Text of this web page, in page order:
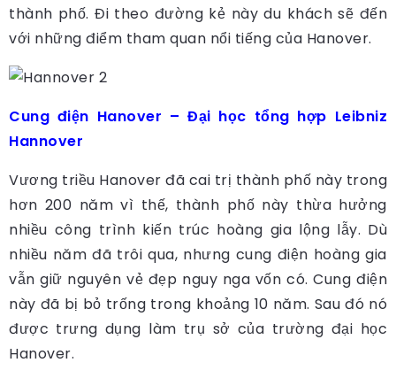
thành phố. Đi theo đường kẻ này du khách sẽ đến
với những điểm tham quan nổi tiếng của Hanover.
Cung điện Hanover – Đại học tổng hợp Leibniz
Hannover
Vương triều Hanover đã cai trị thành phố này trong
hơn 200 năm vì thế, thành phố này thừa hưởng
nhiều công trình kiến trúc hoàng gia lộng lẫy. Dù
nhiều năm đã trôi qua, nhưng cung điện hoàng gia
vẫn giữ nguyên vẻ đẹp nguy nga vốn có. Cung điện
này đã bị bỏ trống trong khoảng 10 năm. Sau đó nó
được trưng dụng làm trụ sở của trường đại học
Hanover.